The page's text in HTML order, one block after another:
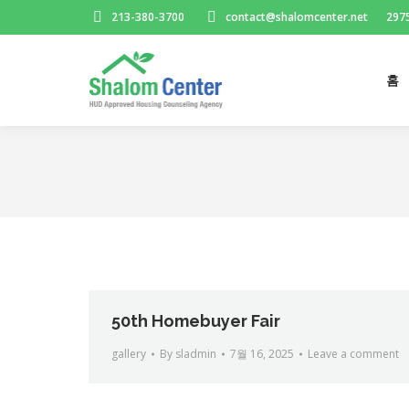
213-380-3700 contact@shalomcenter.net
홈
50th Homebuyer Fair
gallery By sladmin 7월 16, 2025 Leave a comment
홈